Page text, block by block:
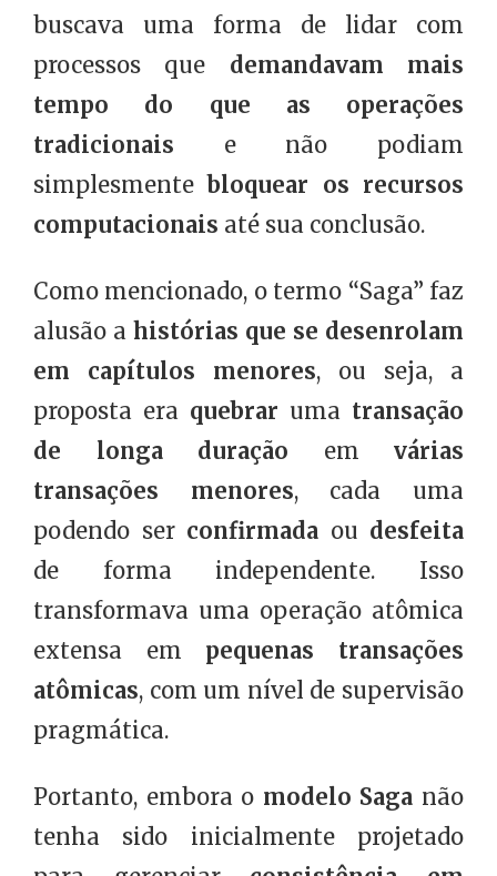
buscava uma forma de lidar com
processos que demandavam mais
tempo do que as operações
tradicionais e não podiam
simplesmentebloquear os recursos
computacionais até sua conclusão.
Como mencionado, o termo “Saga” faz
alusão a histórias que se desenrolam
em capítulos menores, ou seja, a
proposta era quebrar uma transação
de longa duração em várias
transações menores, cada uma
podendo ser confirmada ou desfeita
de forma independente. Isso
transformava uma operação atômica
extensa em pequenas transações
atômicas, com um nível de supervisão
pragmática.
Portanto, embora o modelo Saga não
tenha sido inicialmente projetado